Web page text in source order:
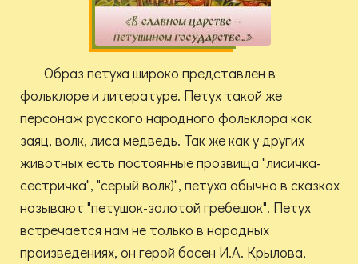
Образ петуха широко представлен в
фольклоре и литературе. Петух такой же
персонаж русского народного фольклора как
заяц, волк, лиса медведь. Так же как у других
животных есть постоянные прозвища "лисичка-
сестричка", "серый волк)", петуха обычно в сказках
называют "петушок-золотой гребешок". Петух
встречается нам не только в народных
произведениях, он герой басен И.А. Крылова,